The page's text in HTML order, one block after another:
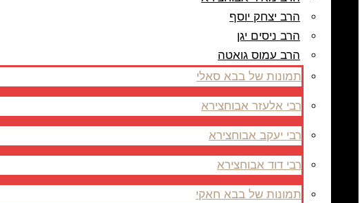
הרב יצחק יוסף
הרב ניסים יגן
הרב עמוס גואטה
תמונות של בבא סאלי
רבי אלעזר אבוחצירא
רבי יעקב אבוחצירא
רבי דוד אבוחצירא
תמונות של בבא חאקי